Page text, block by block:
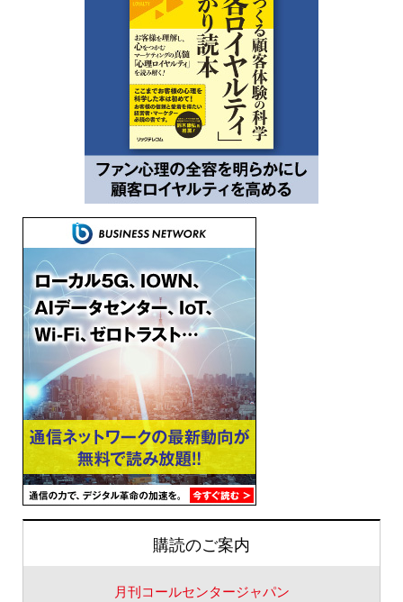
購読のご案内
月刊コールセンタージャパン